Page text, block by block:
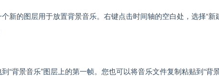
新的图层用于放置背景音乐。右键点击时间轴的空白处，选择“新
“背景音乐”图层上的第一帧。您也可以将音乐文件复制粘贴到“背